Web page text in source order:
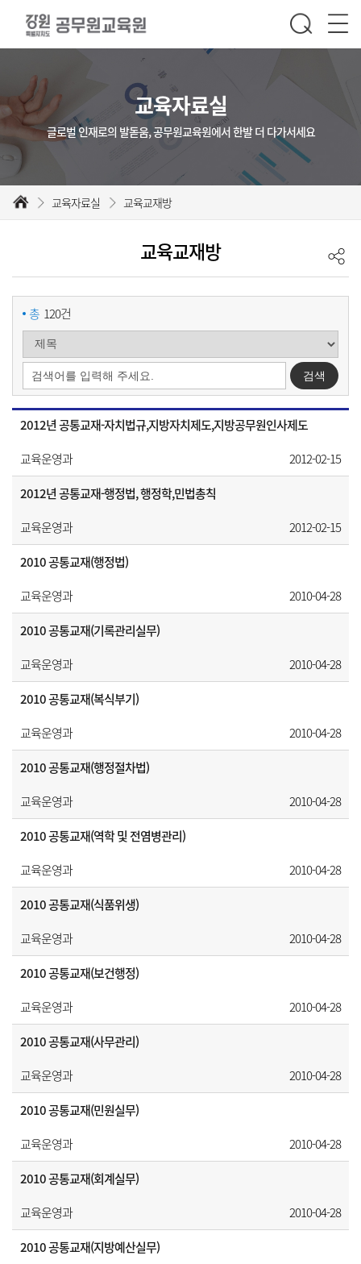
교육자료실
글로벌 인재로의 발돋움, 공무원교육원에서 한발 더 다가서세요
교육자료실 교육교재방
교육교재방
총 120건
2012년 공통교재-자치법규,지방자치제도,지방공무원인사제도
교육운영과
2012-02-15
2012년 공통교재-행정법, 행정학,민법총칙
교육운영과
2012-02-15
2010 공통교재(행정법)
교육운영과
2010-04-28
2010 공통교재(기록관리실무)
교육운영과
2010-04-28
2010 공통교재(복식부기)
교육운영과
2010-04-28
2010 공통교재(행정절차법)
교육운영과
2010-04-28
2010 공통교재(역학 및 전염병관리)
교육운영과
2010-04-28
2010 공통교재(식품위생)
교육운영과
2010-04-28
2010 공통교재(보건행정)
교육운영과
2010-04-28
2010 공통교재(사무관리)
교육운영과
2010-04-28
2010 공통교재(민원실무)
교육운영과
2010-04-28
2010 공통교재(회계실무)
교육운영과
2010-04-28
2010 공통교재(지방예산실무)